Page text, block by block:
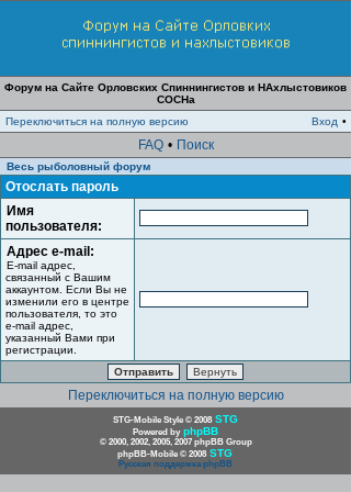
Форум на Сайте Орловских Спиннингистов и НАхлыстовиков
СОСНа
Переключиться на полную версию
Вход •
FAQ • Поиск
Весь рыболовный форум
Отослать пароль
Имя
пользователя:
Адрес e-mail:
E-mail адрес,
связанный с Вашим
аккаунтом. Если Вы не
изменили его в центре
пользователя, то это
e-mail адрес,
указанный Вами при
регистрации.
Переключиться на полную версию
STG-Mobile Style © 2008 STG
Powered by phpBB
© 2000, 2002, 2005, 2007 phpBB Group
phpBB-Mobile © 2008 STG
Русская поддержка phpBB